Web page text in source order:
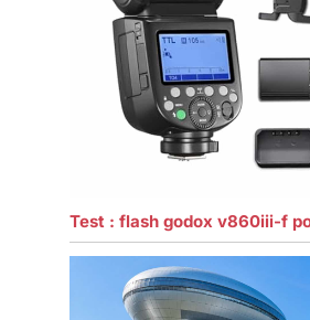
Test : flash godox v860iii-f